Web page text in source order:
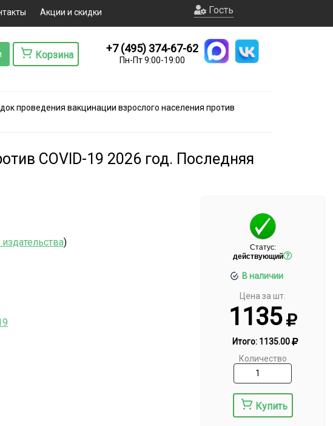
Акции и скидки Гость
Корзина
+7 (495) 374-67-62
Пн-Пт 9:00-19:00
проведения вакцинации взрослого населения против
COVID-19 2026 год. Последняя
Статус:
действующий
В наличии
Цена за шт.
1135
Итого: 1135.00
Количество
Купить
)